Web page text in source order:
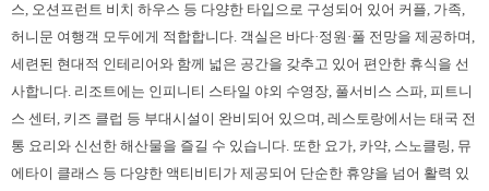
스, 오션프런트 비치 하우스 등 다양한 타입으로 구성되어 있어 커플, 가족,
허니문 여행객 모두에게 적합합니다. 객실은 바다·정원·풀 전망을 제공하며,
세련된 현대적 인테리어와 함께 넓은 공간을 갖추고 있어 편안한 휴식을 선
사합니다. 리조트에는 인피니티 스타일 야외 수영장, 풀서비스 스파, 피트니
스 센터, 키즈 클럽 등 부대시설이 완비되어 있으며, 레스토랑에서는 태국 전
통 요리와 신선한 해산물을 즐길 수 있습니다. 또한 요가, 카약, 스노클링, 뮤
에타이 클래스 등 다양한 액티비티가 제공되어 단순한 휴양을 넘어 활력 있